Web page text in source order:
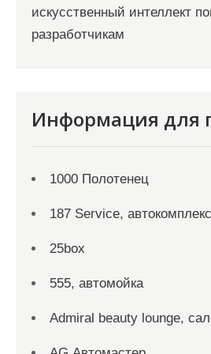
искусственный интеллект
разработчикам
Информация для
1000 Полотенец
187 Service, автокомплекс
25box
555, автомойка
Admiral beauty lounge,